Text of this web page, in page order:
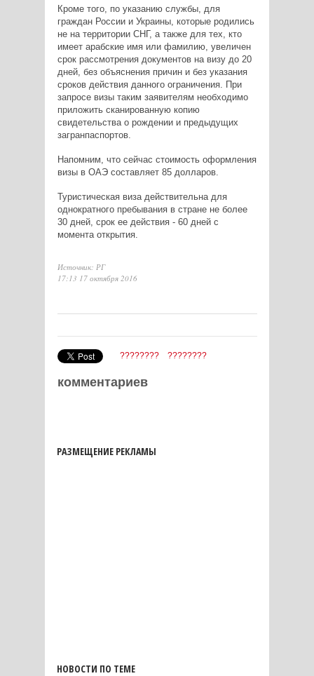
Кроме того, по указанию службы, для
граждан России и Украины, которые родились
не на территории СНГ, а также для тех, кто
имеет арабские имя или фамилию, увеличен
срок рассмотрения документов на визу до 20
дней, без объяснения причин и без указания
сроков действия данного ограничения. При
запросе визы таким заявителям необходимо
приложить сканированную копию
свидетельства о рождении и предыдущих
загранпаспортов.
Напомним, что сейчас стоимость оформления
визы в ОАЭ составляет 85 долларов.
Туристическая виза действительна для
однократного пребывания в стране не более
30 дней, срок ее действия - 60 дней с
момента открытия.
Источник: РГ
17:13 17 октября 2016
???????? ????????
комментариев
РАЗМЕЩЕНИЕ РЕКЛАМЫ
НОВОСТИ ПО ТЕМЕ